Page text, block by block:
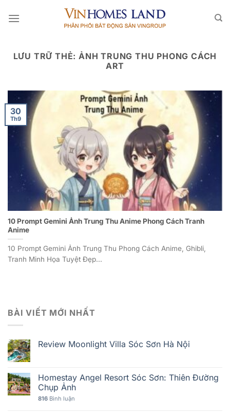
qua
LƯU TRỮ THẺ:ẢNH TRUNG THU PHONG CÁCH
ART
10 Prompt Gemini Ảnh Trung Thu Anime Phong Cách Tranh
Anime
10 Prompt Gemini Ảnh Trung Thu Phong Cách Anime, Ghibli,
Tranh Minh Họa Tuyệt Đẹp...
30
Th9
BÀI VIẾT MỚI NHẤT
Review Moonlight Villa Sóc Sơn Hà Nội
Homestay Angel Resort Sóc Sơn: Thiên Đường
Chụp Ảnh
816 Bình luận